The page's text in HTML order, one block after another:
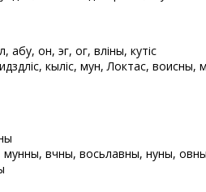
абу, он, эг, ог, вӧліны, кутіс
кыліс, мунӧ, Локтас, воисны,
вӧчны, восьлавны, нуны,